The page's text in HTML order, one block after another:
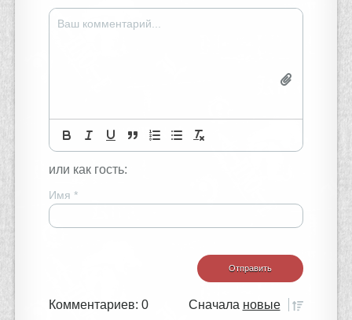
или как гость:
Имя *
Комментариев: 0 Сначала новые